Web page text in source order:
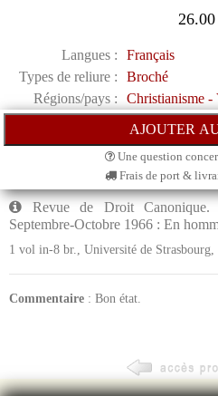
26.00
Langues :
Français
Types de reliure :
Broché
Régions/pays :
Christianisme -
Une question
Frais de port &
Revue de Droit
Septembre-Octobre 1966 : En
1 vol in-8 br., Université de Strasbourg,
Commentaire : Bon état.